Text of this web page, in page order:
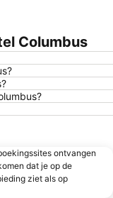
Sukiennice
Matejki
- Zamek Królewski
Cafe
Columbus
ontvangen
dat je op de
ziet als op